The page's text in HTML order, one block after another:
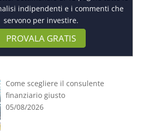
indipendenti e i commenti che
servono per investire.
PROVALA GRATIS
Come scegliere il consulente
finanziario giusto
05/08/2026